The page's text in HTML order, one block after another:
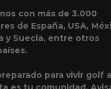
con más de 3.000
de España, USA,
y Suecia, entre otros
para vivir golf a